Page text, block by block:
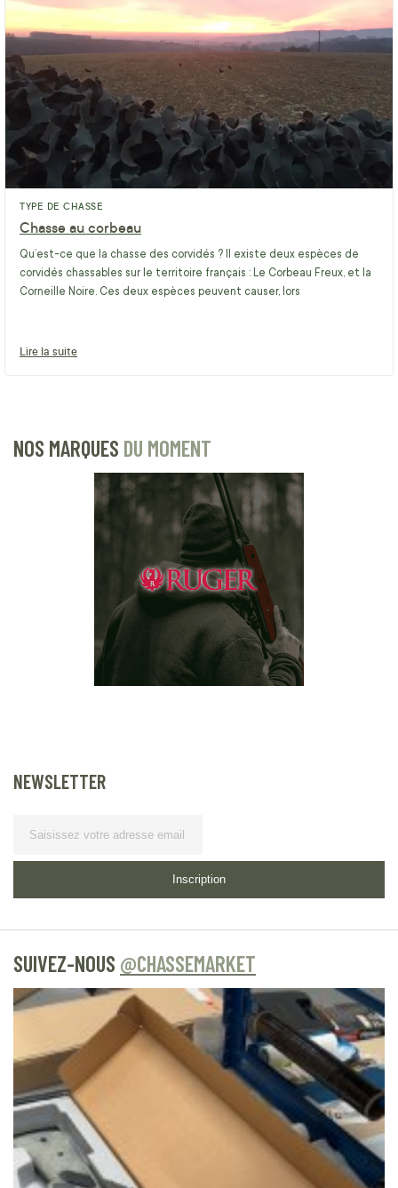
TYPE DE CHASSE
Chasse au corbeau
Qu’est-ce que la chasse des corvidés ? Il existe deux espèces de
corvidés chassables sur le territoire français : Le Corbeau Freux, et la
Corneille Noire. Ces deux espèces peuvent causer, lors
Lire la suite
NOS MARQUES DU MOMENT
NEWSLETTER
Inscription
SUIVEZ-NOUS @CHASSEMARKET